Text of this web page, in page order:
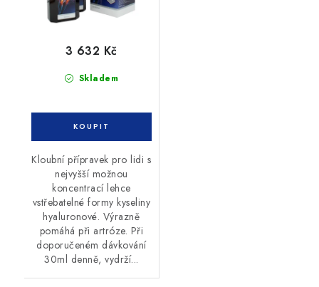
Skladem
3 632 Kč
Kloubní přípravek pro lidi s
nejvyšší možnou
koncentrací lehce
vstřebatelné formy kyseliny
hyaluronové. Výrazně
pomáhá při artróze. Při
doporučeném dávkování
30ml denně, vydrží...